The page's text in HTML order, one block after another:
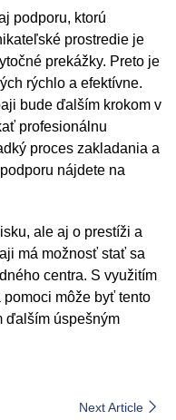
podporu, ktorú
prostredie je
prekážky. Preto je
rýchlo a efektívne.
bude ďalším krokom v
profesionálnu
proces zakladania a
nájdete na
ale aj o prestíži a
má možnosť stať sa
centra. S využitím
môže byť tento
ďalším úspešným
Next Article